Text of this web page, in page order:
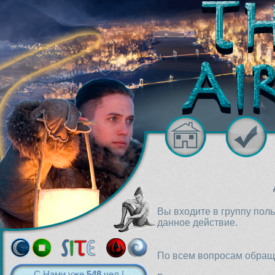
Вы входите в группу
данное действие.
По всем вопросам